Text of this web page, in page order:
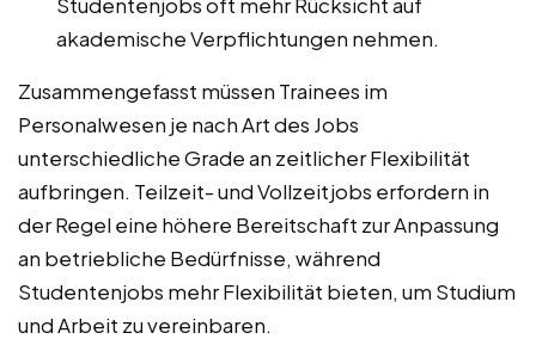
akademische Verpflichtungen nehmen.
Zusammengefasst müssen Trainees im
Personalwesen je nach Art des Jobs
unterschiedliche Grade an zeitlicher Flexibilität
aufbringen. Teilzeit- und Vollzeitjobs erfordern in
der Regel eine höhere Bereitschaft zur Anpassung
an betriebliche Bedürfnisse, während
Studentenjobs mehr Flexibilität bieten, um Studium
und Arbeit zu vereinbaren.